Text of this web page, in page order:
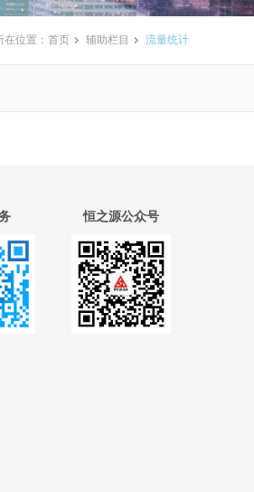
在位置： 首页 辅助栏目 流量统计
恒之源公众号